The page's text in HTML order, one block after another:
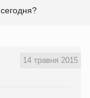
14 травня 2015